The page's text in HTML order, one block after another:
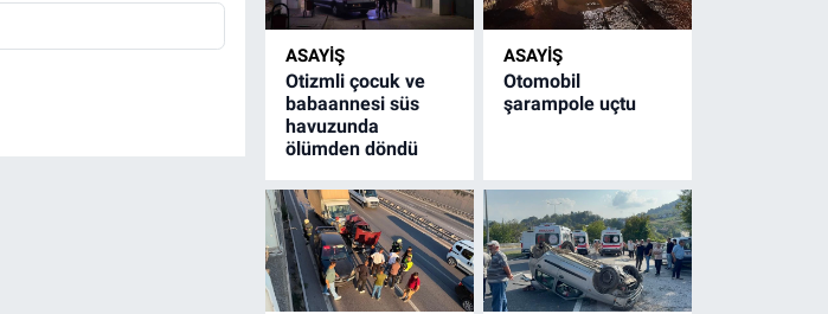
ASAYİŞ
Otizmli çocuk ve
babaannesi süs
havuzunda
ölümden döndü
ASAYİŞ
Otomobil
şarampole uçtu